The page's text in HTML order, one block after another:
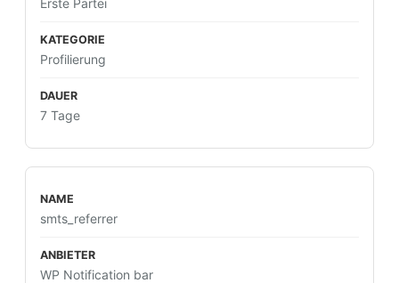
Erste Partei
Profilierung
7 Tage
smts_referrer
WP Notification bar